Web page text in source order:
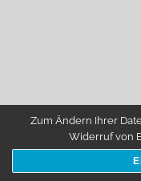
Zum Ändern Ihrer
Widerruf von